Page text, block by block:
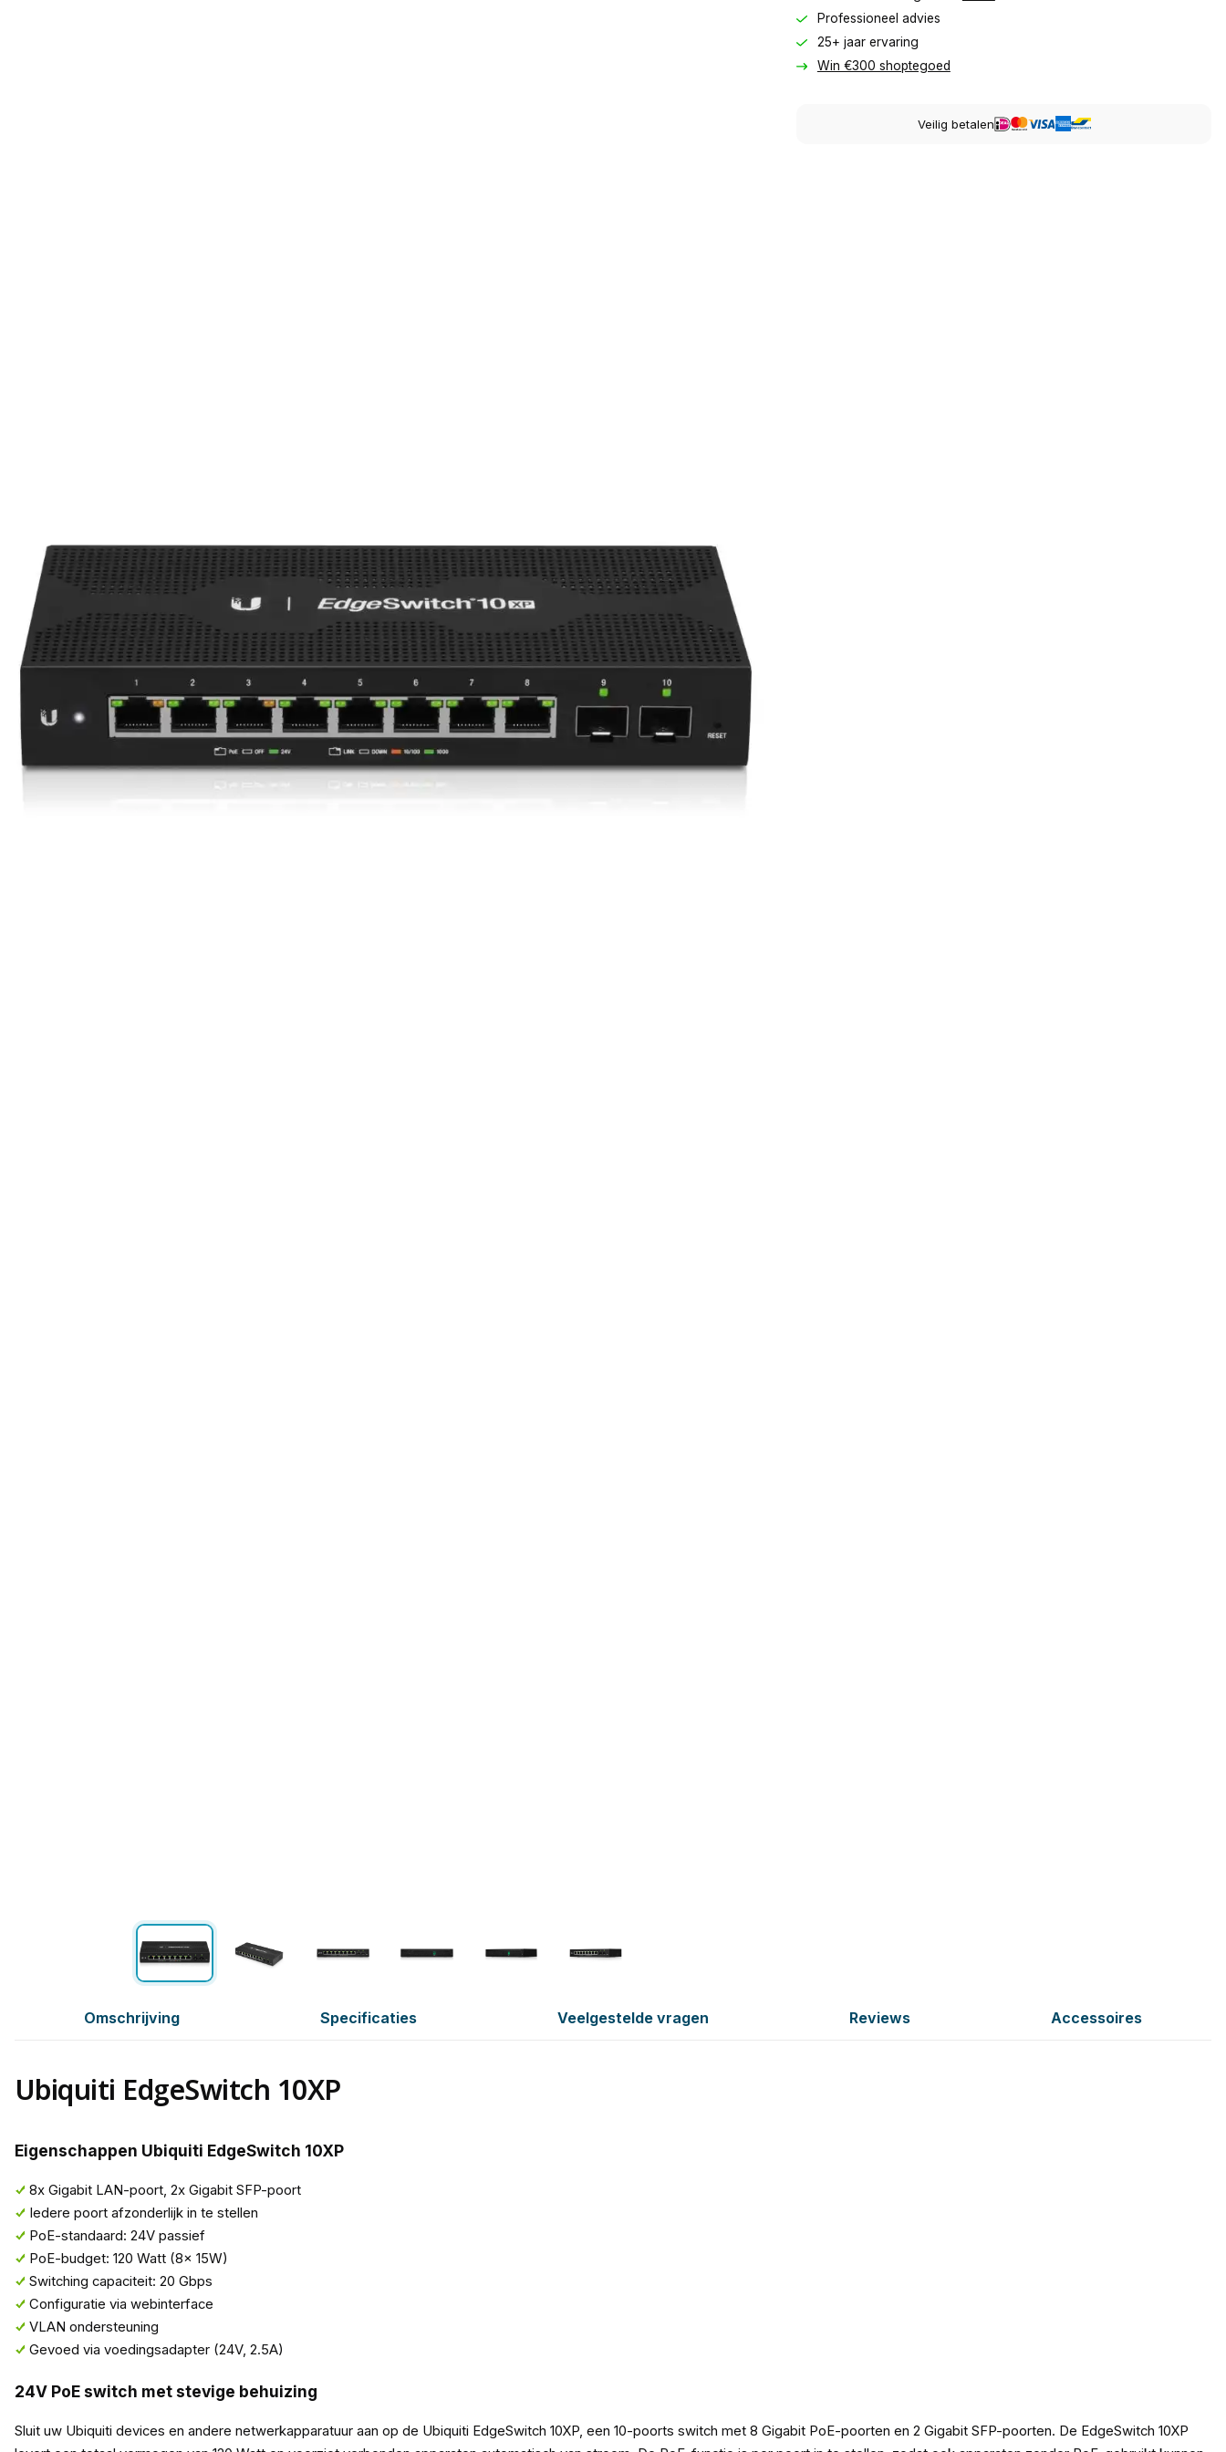
Professioneel advies
25+ jaar ervaring
Win €300 shoptegoed
Veilig betalen
Omschrijving Specificaties Veelgestelde vragen Reviews Accessoires
Ubiquiti EdgeSwitch 10XP
Eigenschappen Ubiquiti EdgeSwitch 10XP
8x Gigabit LAN-poort, 2x Gigabit SFP-poort
Iedere poort afzonderlijk in te stellen
PoE-standaard: 24V passief
PoE-budget: 120 Watt (8x 15W)
Switching capaciteit: 20 Gbps
Configuratie via webinterface
VLAN ondersteuning
Gevoed via voedingsadapter (24V, 2.5A)
24V PoE switch met stevige behuizing
Sluit uw Ubiquiti devices en andere netwerkapparatuur aan op de Ubiquiti EdgeSwitch 10XP, een 10-poorts switch met 8 Gigabit PoE-poorten en 2 Gigabit SFP-poorten. De EdgeSwitch 10XP